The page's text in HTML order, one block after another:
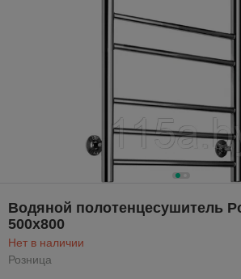
Водяной полотенцесушитель
500x800
Нет в наличии
Розница